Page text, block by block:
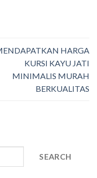
HARGA
KURSI KAYU JATI
MINIMALIS MURAH
BERKUALITAS
SEARCH